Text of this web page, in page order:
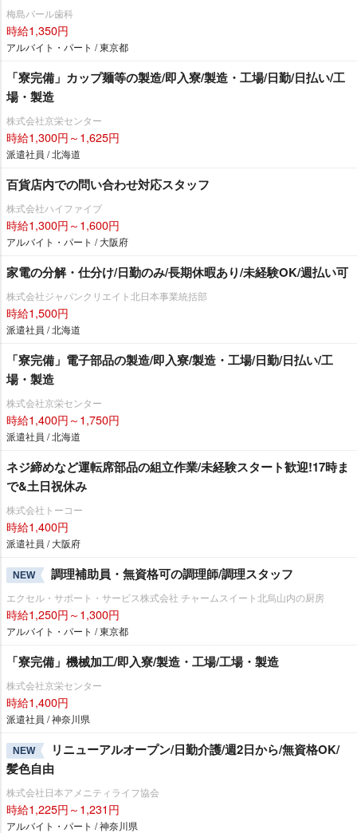
梅島パール歯科
時給1,350円
アルバイト・パート / 東京都
「寮完備」カップ麺等の製造/即入寮/製造・工場/日勤/日払い/工
場・製造
株式会社京栄センター
時給1,300円～1,625円
派遣社員 / 北海道
百貨店内での問い合わせ対応スタッフ
株式会社ハイファイブ
時給1,300円～1,600円
アルバイト・パート / 大阪府
家電の分解・仕分け/日勤のみ/長期休暇あり/未経験OK/週払い可
株式会社ジャパンクリエイト北日本事業統括部
時給1,500円
派遣社員 / 北海道
「寮完備」電子部品の製造/即入寮/製造・工場/日勤/日払い/工
場・製造
株式会社京栄センター
時給1,400円～1,750円
派遣社員 / 北海道
ネジ締めなど運転席部品の組立作業/未経験スタート歓迎!17時ま
で&土日祝休み
株式会社トーコー
時給1,400円
派遣社員 / 大阪府
NEW 調理補助員・無資格可の調理師/調理スタッフ
エクセル・サポート・サービス株式会社 チャームスイート北烏山内の厨房
時給1,250円～1,300円
アルバイト・パート / 東京都
「寮完備」機械加工/即入寮/製造・工場/工場・製造
株式会社京栄センター
時給1,400円
派遣社員 / 神奈川県
NEW
リニューアルオープン/日勤介護/週2日から/無資格OK/
髪色自由
株式会社日本アメニティライフ協会
時給1,225円～1,231円
アルバイト・パート / 神奈川県